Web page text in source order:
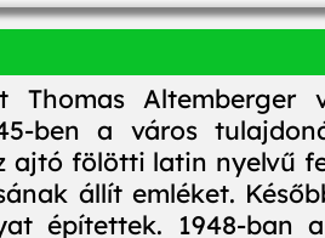
Thomas Altemberger
ben a város
ajtó fölötti latin nyelvű
állít emléket.
építettek. 1948-ban